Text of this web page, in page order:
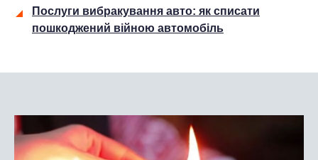
Послуги вибракування авто: як списати
пошкоджений війною автомобіль